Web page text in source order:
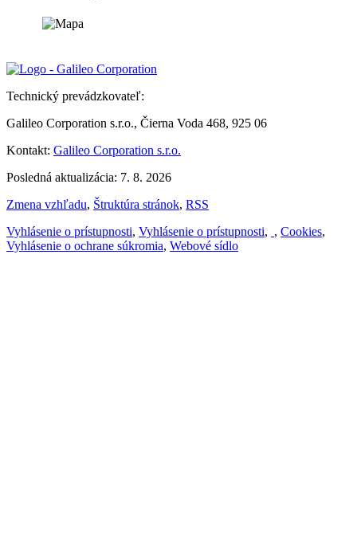
Technický prevádzkovateľ:
Galileo Corporation s.r.o., Čierna Voda 468, 925 06
Kontakt: Galileo Corporation s.r.o.
Posledná aktualizácia: 7. 8. 2026
Zmena vzhľadu, Štruktúra stránok, RSS
Vyhlásenie o prístupnosti, Vyhlásenie o prístupnosti, , Cookies,
Vyhlásenie o ochrane súkromia, Webové sídlo